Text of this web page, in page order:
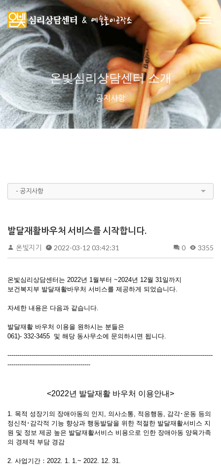
온빛심리상담센터 소개
공지사항
- 공지사항
발달재활바우처 서비스를 시작합니다.
온빛지기 2022-03-12 03:42:31 0 3355
온빛심리상담센터는 2022년 1월부터 ~2024년 12월 31일까지
보건복지부 발달재활바우처 서비스를 제공하게 되었습니다.
자세한 내용은 다음과 같습니다.
발달재활 바우처 이용을 원하시는 분들은
061)- 332-3455 및 해당 동사무소에 문의하시면 됩니다.
--------------------------------------------------------------------------------------------------------
------------------------------------------
<2022년 발달재활 바우처 이용안내>
1. 목적 성장기의 장애아동의 인지, 의사소통, 적응행동, 감각･운동 등의
정신적･감각적 기능 향상과 행동발달을 위한 적절한 발달재활서비스 지
원 및 정보 제공 높은 발달재활서비스 비용으로 인한 장애아동 양육가족
의 경제적 부담 경감
2. 사업기간：2022. 1. 1.~ 2022. 12. 31.